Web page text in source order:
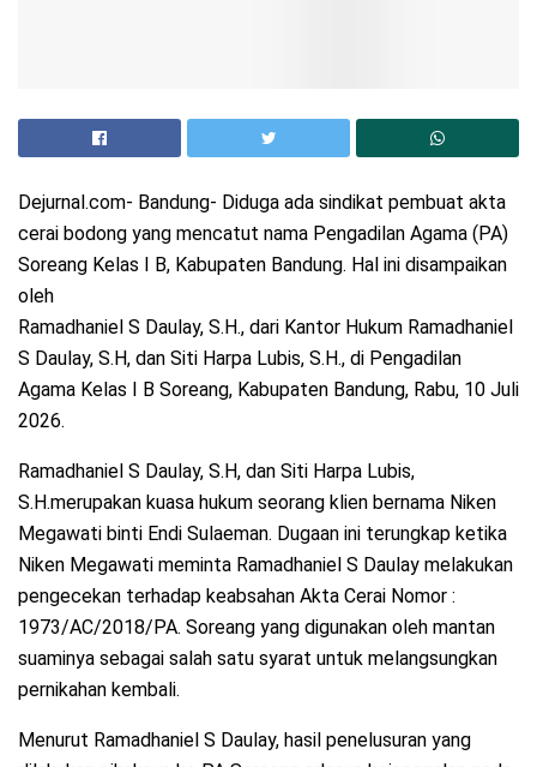
Dejurnal.com- Bandung- Diduga ada sindikat pembuat akta
cerai bodong yang mencatut nama Pengadilan Agama (PA)
Soreang Kelas I B, Kabupaten Bandung. Hal ini disampaikan
oleh
Ramadhaniel S Daulay, S.H., dari Kantor Hukum Ramadhaniel
S Daulay, S.H, dan Siti Harpa Lubis, S.H., di Pengadilan
Agama Kelas I B Soreang, Kabupaten Bandung, Rabu, 10 Juli
2026.
Ramadhaniel S Daulay, S.H, dan Siti Harpa Lubis,
S.H.merupakan kuasa hukum seorang klien bernama Niken
Megawati binti Endi Sulaeman. Dugaan ini terungkap ketika
Niken Megawati meminta Ramadhaniel S Daulay melakukan
pengecekan terhadap keabsahan Akta Cerai Nomor :
1973/AC/2018/PA. Soreang yang digunakan oleh mantan
suaminya sebagai salah satu syarat untuk melangsungkan
pernikahan kembali.
Menurut Ramadhaniel S Daulay, hasil penelusuran yang